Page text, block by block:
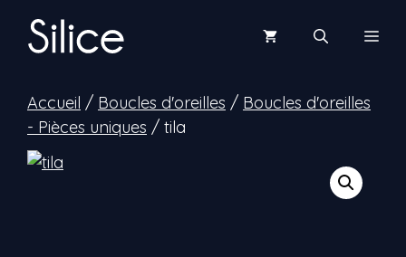
contenu
Accueil / Boucles d'oreilles / Boucles d'oreilles
- Pièces uniques / tila